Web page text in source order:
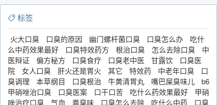
标签
火大口臭 口臭的原因 幽门螺杆菌口臭 口臭怎么办
吃什
么中药效果最好
口臭特效药方 根治口臭 怎么去除口臭
中
医辩证
偏方秘方 口臭食疗 口臭老中医 甘露饮
口臭医
院
女人口臭 肝火还是胃火 其它 特效药 中老年口臭
口
臭调理
本草纲目 口臭根治 牛黄清胃丸 嘴巴屎臭味儿
b6
甲硝唑治口臭
口臭医案 口干口苦 吃什么药效果最好
甲硝
唑治疗口臭
气血 粪臭味 口臭怎么去除 吃什么中药
口臭